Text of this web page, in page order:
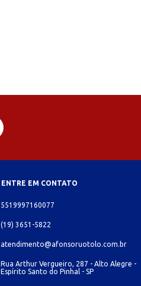
ENTRE EM CONTATO
5519997160077
(19) 3651-5822
atendimento@afonsoruotolo.com.br
Rua Arthur Vergueiro, 287 - Alto Alegre -
Espírito Santo do Pinhal - SP